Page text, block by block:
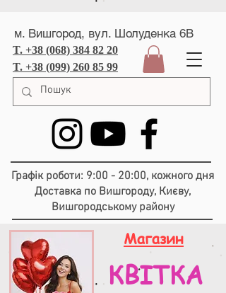
м. Вишгород, вул. Шолуденка 6В
T. +38 (068) 384 82 20
T. +38 (099) 260 85 99
Графік роботи: 9:00 - 20:00, кожного дня
Доставка по Вишгороду, Києву,
Вишгородському району
Магазин
КВІТКА